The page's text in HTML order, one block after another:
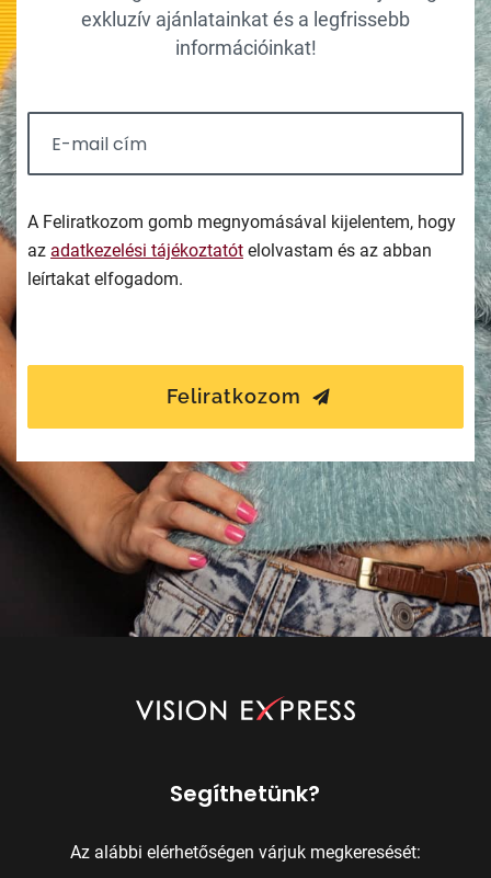
exkluzív ajánlatainkat és a legfrissebb
információinkat!
A Feliratkozom gomb megnyomásával kijelentem, hogy
az adatkezelési tájékoztatót elolvastam és az abban
leírtakat elfogadom.
Feliratkozom
Segíthetünk?
Az alábbi elérhetőségen várjuk megkeresését: